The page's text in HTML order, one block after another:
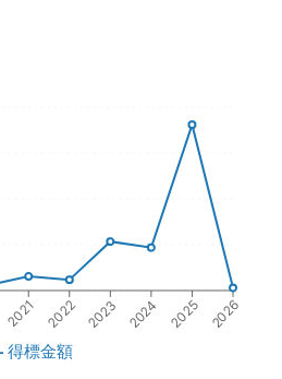
2021 2022 2023 2024 2025 2026
得標金額